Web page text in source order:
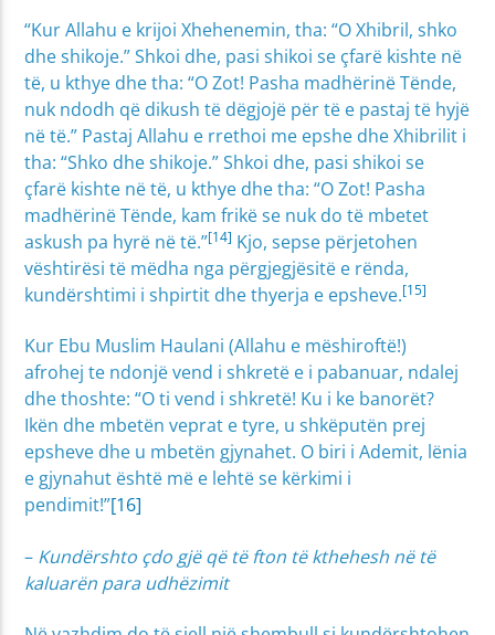
“Kur Allahu e krijoi Xhehenemin, tha: “O Xhibril, shko
dhe shikoje.” Shkoi dhe, pasi shikoi se çfarë kishte në
të, u kthye dhe tha: “O Zot! Pasha madhërinë Tënde,
nuk ndodh që dikush të dëgjojë për të e pastaj të hyjë
në të.” Pastaj Allahu e rrethoi me epshe dhe Xhibrilit i
tha: “Shko dhe shikoje.” Shkoi dhe, pasi shikoi se
çfarë kishte në të, u kthye dhe tha: “O Zot! Pasha
madhërinë Tënde, kam frikë se nuk do të mbetet
askush pa hyrë në të.”[14] Kjo, sepse përjetohen
vështirësi të mëdha nga përgjegjësitë e rënda,
kundërshtimi i shpirtit dhe thyerja e epsheve.[15]
Kur Ebu Muslim Haulani (Allahu e mëshiroftë!)
afrohej te ndonjë vend i shkretë e i pabanuar, ndalej
dhe thoshte: “O ti vend i shkretë! Ku i ke banorët?
Ikën dhe mbetën veprat e tyre, u shkëputën prej
epsheve dhe u mbetën gjynahet. O biri i Ademit, lënia
e gjynahut është më e lehtë se kërkimi i
pendimit!”[16]
– Kundërshto çdo gjë që të fton të kthehesh në të
kaluarën para udhëzimit